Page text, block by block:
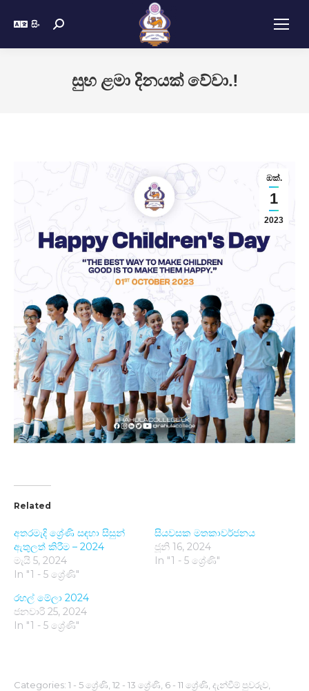
සිං
සුභ ළමා දිනයක් වේවා.!
ඔක්.
1
2023
Related
අතරමැදි ශ්‍රේණි සඳහා සිසුන්
ඇතුලත් කිරීම – 2024
මැයි 5, 2024
In "1 - 5 ශ්‍රේණි"
සියවසක මතකාවර්ජනය
ජූනි 16, 2024
In "1 - 5 ශ්‍රේණි"
රහල් මේලා 2024
ජනවාරි 25, 2024
In "1 - 5 ශ්‍රේණි"
Categories: 1 - 5 ශ්‍රේණි 12 - 13 ශ්‍රේණි 6 - 11 ශ්‍රේණි දැන්වීම් පුවරුව